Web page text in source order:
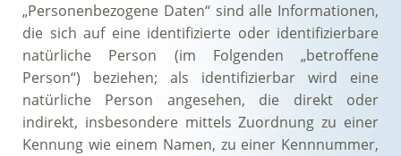
„Personenbezogene Daten“ sind alle Informationen,
die sich auf eine identifizierte oder identifizierbare
natürliche Person (im Folgenden „betroffene
Person“) beziehen; als identifizierbar wird eine
natürliche Person angesehen, die direkt oder
indirekt, insbesondere mittels Zuordnung zu einer
Kennung wie einem Namen, zu einer Kennnummer,